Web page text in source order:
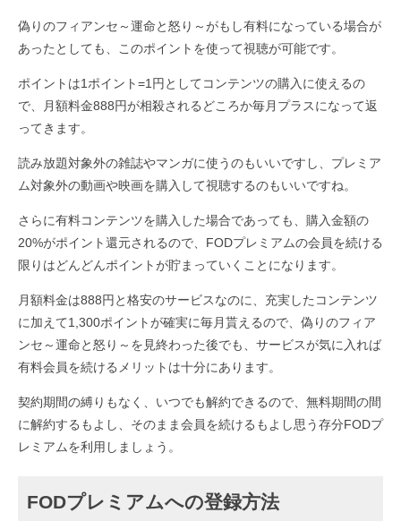
偽りのフィアンセ～運命と怒り～がもし有料になっている場合が
あったとしても、このポイントを使って視聴が可能です。
ポイントは1ポイント=1円としてコンテンツの購入に使えるの
で、月額料金888円が相殺されるどころか毎月プラスになって返
ってきます。
読み放題対象外の雑誌やマンガに使うのもいいですし、プレミア
ム対象外の動画や映画を購入して視聴するのもいいですね。
さらに有料コンテンツを購入した場合であっても、購入金額の
20%がポイント還元されるので、FODプレミアムの会員を続ける
限りはどんどんポイントが貯まっていくことになります。
月額料金は888円と格安のサービスなのに、充実したコンテンツ
に加えて1,300ポイントが確実に毎月貰えるので、偽りのフィア
ンセ～運命と怒り～を見終わった後でも、サービスが気に入れば
有料会員を続けるメリットは十分にあります。
契約期間の縛りもなく、いつでも解約できるので、無料期間の間
に解約するもよし、そのまま会員を続けるもよし思う存分FODプ
レミアムを利用しましょう。
FODプレミアムへの登録方法